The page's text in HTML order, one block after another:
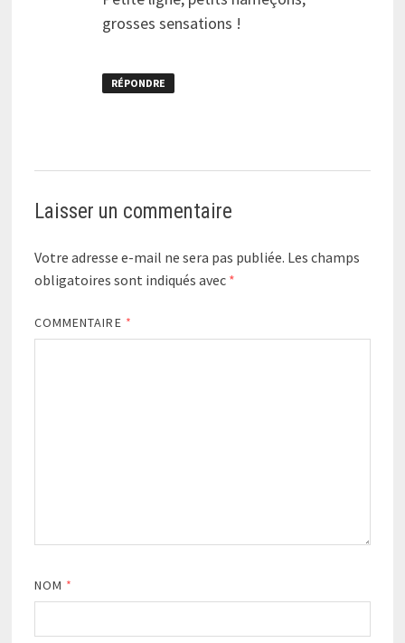
grosses sensations !
RÉPONDRE
Laisser un commentaire
Votre adresse e-mail ne sera pas publiée. Les champs
obligatoires sont indiqués avec *
COMMENTAIRE *
NOM *